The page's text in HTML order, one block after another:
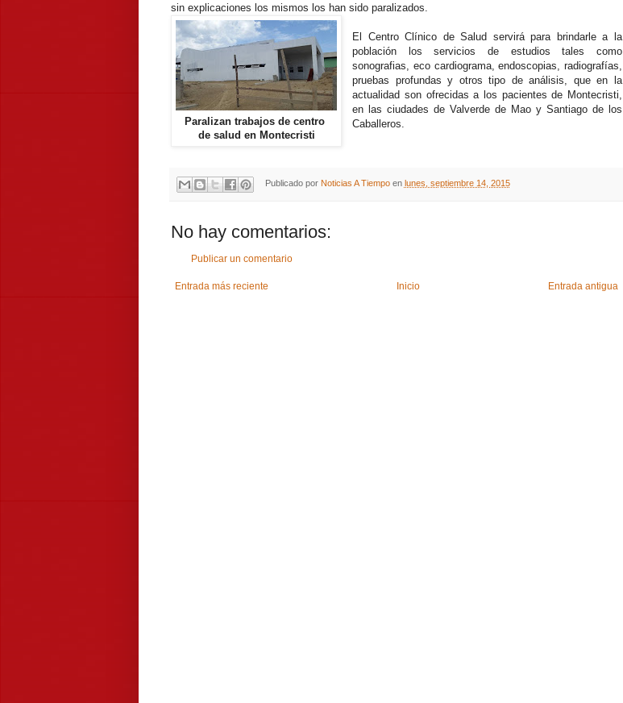
sin explicaciones los mismos los han sido paralizados.
Paralizan trabajos de centro
de salud en Montecristi
El Centro Clínico de Salud servirá para brindarle a la
población los servicios de estudios tales como
sonografias, eco cardiograma, endoscopias, radiografías,
pruebas profundas y otros tipo de análisis, que en la
actualidad son ofrecidas a los pacientes de Montecristi,
en las ciudades de Valverde de Mao y Santiago de los
Caballeros.
Publicado por Noticias A Tiempo en lunes, septiembre 14, 2015
No hay comentarios:
Publicar un comentario
Entrada más reciente Entrada antigua
Inicio